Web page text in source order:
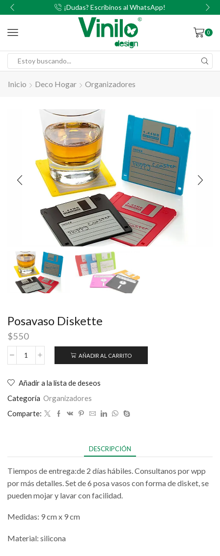
¡Dudas? Escribinos al WhatsApp!
0
Inicio Deco Hogar Organizadores
Posavaso Diskette
$550
AÑADIR AL CARRITO
Añadir a la lista de deseos
Categoría Organizadores
Comparte:
DESCRIPCIÓN
Tiempos de entrega:de 2 días hábiles. Consultanos por wpp
por más detalles. Set de 6 posa vasos con forma de disket, se
pueden mojar y lavar con facilidad.
Medidas: 9 cm x 9 cm
Material: silicona